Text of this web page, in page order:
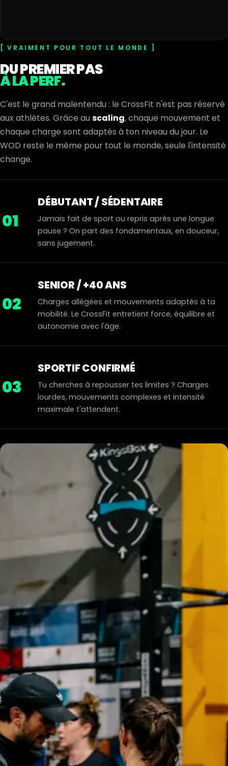
VRAIMENT POUR TOUT LE MONDE
DU PREMIER PAS
À LA PERF.
C'est le grand malentendu : le CrossFit n'est pas réservé
aux athlètes. Grâce au scaling, chaque mouvement et
chaque charge sont adaptés à ton niveau du jour. Le
WOD reste le même pour tout le monde, seule l'intensité
change.
01
DÉBUTANT / SÉDENTAIRE
Jamais fait de sport ou repris après une longue
pause ? On part des fondamentaux, en douceur,
sans jugement.
02
SENIOR / +40 ANS
Charges allégées et mouvements adaptés à ta
mobilité. Le CrossFit entretient force, équilibre et
autonomie avec l'âge.
03
SPORTIF CONFIRMÉ
Tu cherches à repousser tes limites ? Charges
lourdes, mouvements complexes et intensité
maximale t'attendent.